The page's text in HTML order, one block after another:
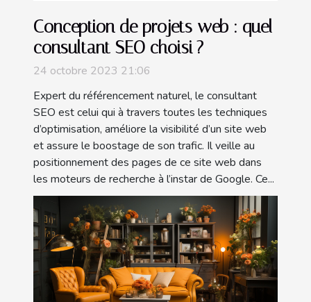
Conception de projets web : quel
consultant SEO choisi ?
24 octobre 2023 21:06
Expert du référencement naturel, le consultant
SEO est celui qui à travers toutes les techniques
d’optimisation, améliore la visibilité d’un site web
et assure le boostage de son trafic. Il veille au
positionnement des pages de ce site web dans
les moteurs de recherche à l’instar de Google. Ce...